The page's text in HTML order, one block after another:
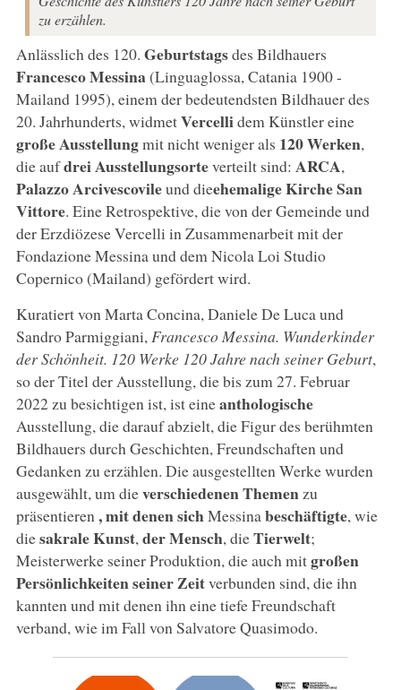
zu erzählen.
Anlässlich des 120. Geburtstagsdes Bildhauers
Francesco Messina(Linguaglossa, Catania 1900 -
Mailand 1995), einem der bedeutendsten Bildhauer des
20. Jahrhunderts, widmetVercellidem Künstler eine
große Ausstellungmit nicht weniger als 120 Werken,
die aufdrei Ausstellungsorteverteilt sind: ARCA,
Palazzo Arcivescovileund dieehemalige Kirche San
Vittore. Eine Retrospektive, die von der Gemeinde und
der Erzdiözese Vercelli in Zusammenarbeit mit der
Fondazione Messina und dem Nicola Loi Studio
Copernico (Mailand) gefördert wird.
Kuratiert von Marta Concina, Daniele De Luca und
Sandro Parmiggiani, Francesco Messina. Wunderkinder
der Schönheit. 120 Werke 120 Jahre nach seiner Geburt,
so der Titel der Ausstellung, die bis zum 27. Februar
2022 zu besichtigen ist, ist eineanthologische
Ausstellung, die darauf abzielt, die Figur des berühmten
Bildhauers durch Geschichten, Freundschaften und
Gedanken zu erzählen. Die ausgestellten Werke wurden
ausgewählt, um dieverschiedenen Themen zu
präsentieren , mit denen sichMessina beschäftigte, wie
diesakrale Kunst, der Mensch, dieTierwelt;
Meisterwerke seiner Produktion, die auch mitgroßen
Persönlichkeiten seiner Zeitverbunden sind, die ihn
kannten und mit denen ihn eine tiefe Freundschaft
verband, wie im Fall von Salvatore Quasimodo.